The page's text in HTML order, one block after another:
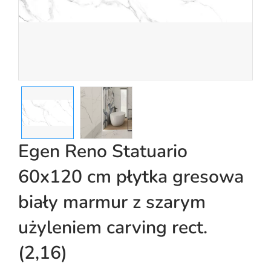
Egen Reno Statuario
60x120 cm płytka gresowa
biały marmur z szarym
użyleniem carving rect.
(2,16)